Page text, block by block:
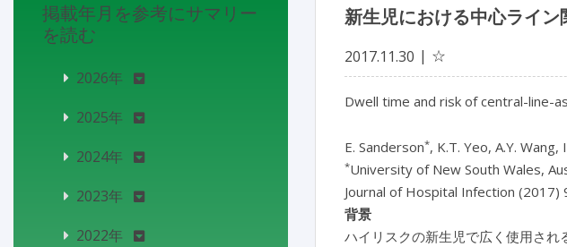
新生児における中心ライ
2017.11.30 ☆
Dwell time and risk of central-line-
E. Sanderson*, K.T. Yeo, A.Y.
*University of New South Wales,
Journal of Hospital Infection (2017)
背景
ハイリスクの新生児で広く使用さ
掲載年月を参考にサマリー
を読む
2026年
2025年
2024年
2023年
2022年